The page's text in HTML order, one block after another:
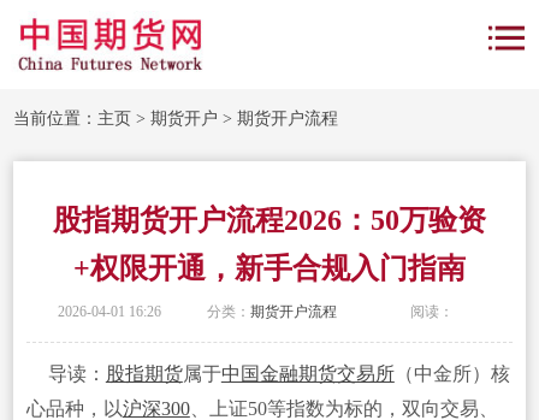
当前位置： 主页 >期货开户 >期货开户流程
股指期货开户流程2026：50万验资
+权限开通，新手合规入门指南
2026-04-01 16:26 分类： 期货开户流程 阅读：
导读： 股指期货属于中国金融期货交易所（中金所）核
心品种，以沪深300、上证50等指数为标的，双向交易、